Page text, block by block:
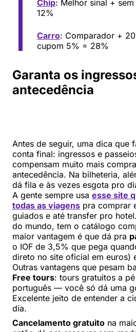
Chip: Melhor sinal + sem
12%
Carro: Comparador +
cupom 5% = 28%
Garanta os
antecedência
Antes de seguir, uma dica que
conta final: ingressos e
compensam muito mais
antecedência. Na bilheteria,
dá fila e às vezes esgota pro
A gente sempre usa esse site
todas as viagens pra comprar
guiados e até transfer pro
do mundo, tem o catálogo
maior vantagem é que dá pra
o IOF de 3,5% que pega
direto no site oficial em euros)
Outras vantagens que pesam
Free tours: tours gratuitos a
português — você só dá uma
Excelente jeito de entender a
dia.
Cancelamento gratuito na